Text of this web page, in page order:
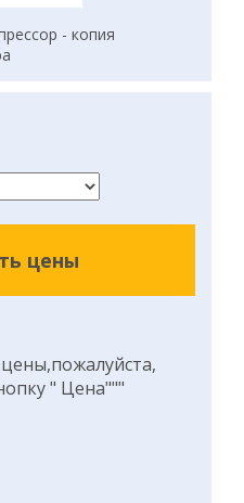
- копия
цены
" Цена"""